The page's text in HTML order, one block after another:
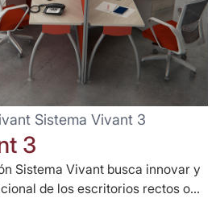
Sistema Vivant 3
3
Sistema Vivant busca innovar y
de los escritorios rectos o...